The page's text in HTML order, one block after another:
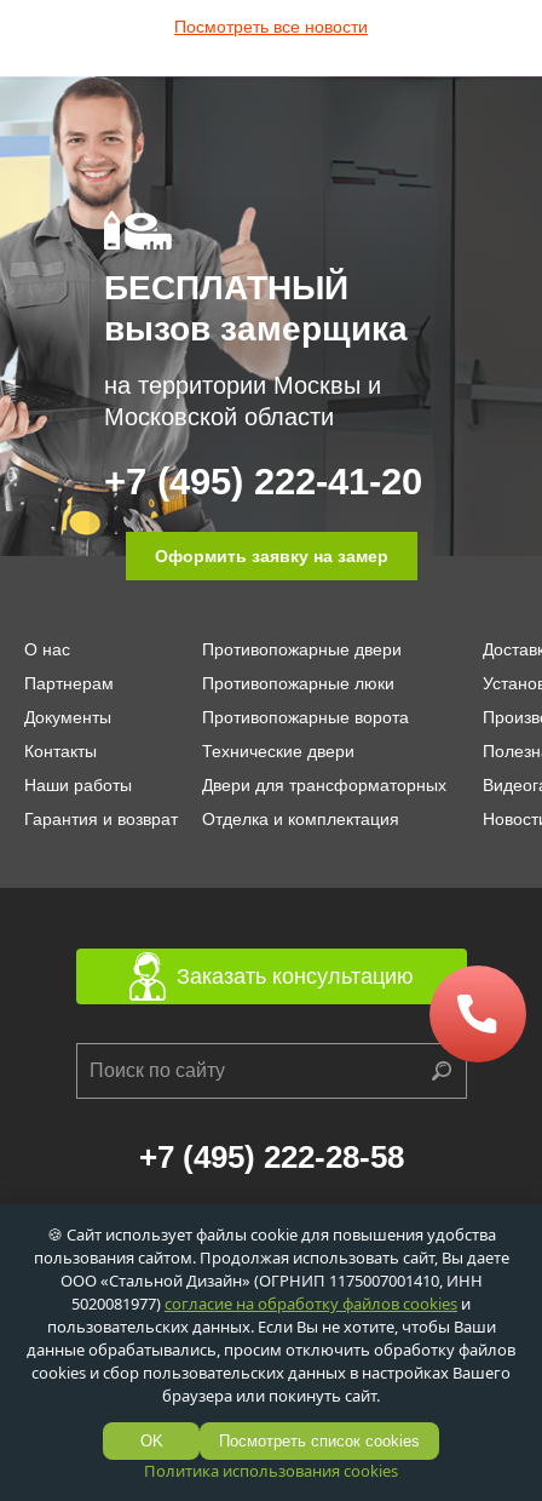
Посмотреть все новости
БЕСПЛАТНЫЙ
вызов замерщика
на территории Москвы и
Московской области
+7 (495) 222-41-20
Оформить заявку на замер
О нас
Партнерам
Документы
Контакты
Наши работы
Гарантия и возврат
Противопожарные двери
Противопожарные люки
Противопожарные ворота
Технические двери
Двери для трансформаторных
Отделка и комплектация
Политика обработки персональных данных
Политика обработки сookie-файлов
© ООО «Стальной Дизайн»,2026
Заказать консультацию
+7 (495) 222-28-58
к. 1 (станция метро «Сокол», 560м)
info@dveri-ei-60.ru
🍪 Сайт использует файлы cookie для повышения удобства
пользования сайтом. Продолжая использовать сайт, Вы даете
ООО «Стальной Дизайн» (ОГРНИП 1175007001410, ИНН
5020081977)согласие на обработку файлов cookies и
пользовательских данных. Если Вы не хотите, чтобы Ваши
данные обрабатывались, просим отключить обработку файлов
cookies и сбор пользовательских данных в настройках Вашего
браузера или покинуть сайт.
OK Посмотреть список cookies
Политика использования cookies